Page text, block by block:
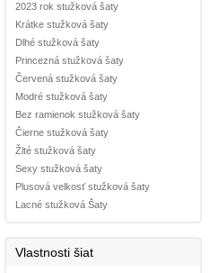
2023 rok stužková šaty
Krátke stužková šaty
Dlhé stužková šaty
Princezná stužková šaty
Červená stužková šaty
Modré stužková šaty
Bez ramienok stužková šaty
Čierne stužková šaty
Žlté stužková šaty
Sexy stužková šaty
Plusová velkosť stužková šaty
Lacné stužková Šaty
Vlastnosti šiat